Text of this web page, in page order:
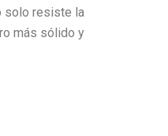
solo resiste la
más sólido y